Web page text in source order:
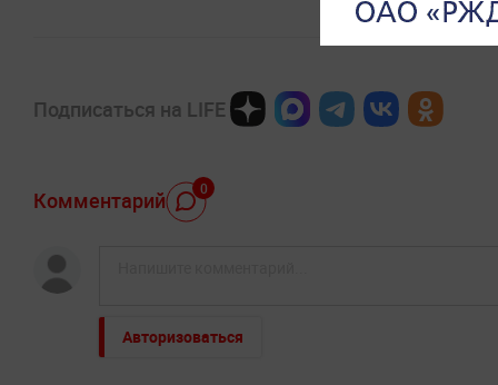
Подписаться на LIFE
Комментарий 0
Авторизоваться